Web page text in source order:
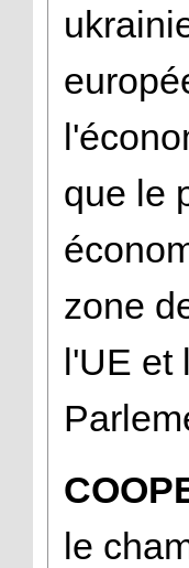
que le
zone
l'UE et
le